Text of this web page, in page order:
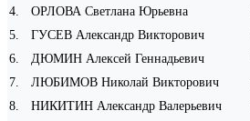
4
ОРЛОВА Светлана Юрьевна
5
ГУСЕВ Александр Викторович
6
ДЮМИН Алексей Геннадьевич
7
ЛЮБИМОВ Николай Викторович
8
НИКИТИН Александр Валерьевич